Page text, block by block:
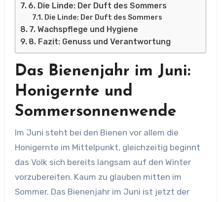
6. Die Linde: Der Duft des Sommers
Die Linde: Der Duft des Sommers
7. Wachspflege und Hygiene
8. Fazit: Genuss und Verantwortung
Das Bienenjahr im Juni:
Honigernte und
Sommersonnenwende
Im Juni steht bei den Bienen vor allem die
Honigernte im Mittelpunkt, gleichzeitig beginnt
das Volk sich bereits langsam auf den Winter
vorzubereiten. Kaum zu glauben mitten im
Sommer. Das Bienenjahr im Juni ist jetzt der